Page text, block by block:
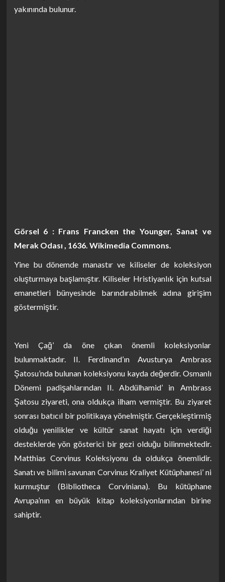
yakınında bulunur.
Görsel 6 : Frans Francken the Younger, Sanat ve
Merak Odası , 1636. Wikimedia Commons.
Yine bu dönemde manastır ve kiliseler de koleksiyon
oluşturmaya başlamıştır. Kiliseler Hristiyanlık için kutsal
emanetleri bünyesinde barındırabilmek adına girişim
göstermiştir.
Yeni Çağ’ da öne çıkan önemli koleksiyonlar
bulunmaktadır. II. Ferdinand’ın Avusturya Ambrass
Şatosu’nda bulunan koleksiyonu kayda değerdir. Osmanlı
Dönemi padişahlarından II. Abdülhamid’ in Ambrass
Şatosu ziyareti, ona oldukça ilham vermiştir. Bu ziyaret
sonrası batıcıl bir politikaya yönelmiştir. Gerçekleştirmiş
olduğu yenilikler ve kültür sanat hayatı için verdiği
desteklerde yön gösterici bir gezi olduğu bilinmektedir.
Matthias Corvinus Koleksiyonu da oldukça önemlidir.
Sanatı ve bilimi savunan Corvinus Kraliyet Kütüphanesi’ ni
kurmuştur (Bibliotheca Corviniana). Bu kütüphane
Avrupa’nın en büyük kitap koleksiyonlarından birine
sahiptir.